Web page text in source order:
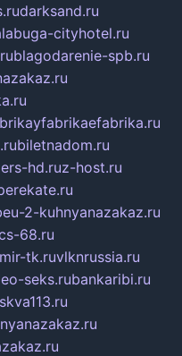
darksand.ru
cityhotel.ru
blagodarenie-spb.ru
biletnadom.ru
hd.ruz-host.ru
2-kuhnyanazakaz.ru
68.ru
mir-tk.ruvlknrussia.ru
seks.rubankaribi.ru